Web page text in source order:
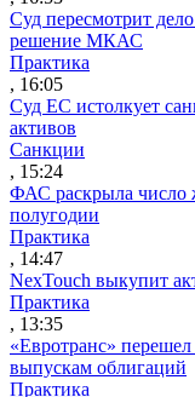
Суд пересмотрит
решение МКАС
Практика
, 16:05
Суд ЕС истолкует
активов
Санкции
, 15:24
ФАС раскрыла число
полугодии
Практика
, 14:47
NexTouch выкупит
Практика
, 13:35
«Евротранс»
выпускам облигаций
Практика